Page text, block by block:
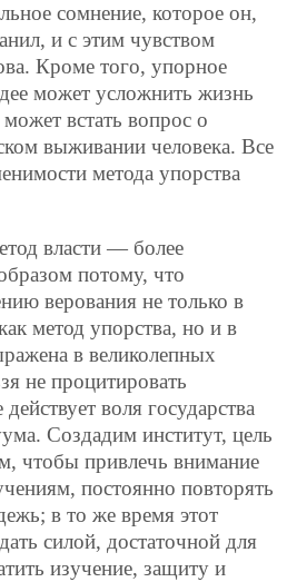
сомнение, которое он,
и с этим чувством
Кроме того, упорное
может усложнить жизнь
встать вопрос о
выживании человека. Все
метода упорства
власти — более
потому, что
верования не только в
метод упорства, но и в
в великолепных
не процитировать
воля государства
Создадим институт, цель
чтобы привлечь внимание
постоянно повторять
в то же время этот
силой, достаточной для
изучение, защиту и